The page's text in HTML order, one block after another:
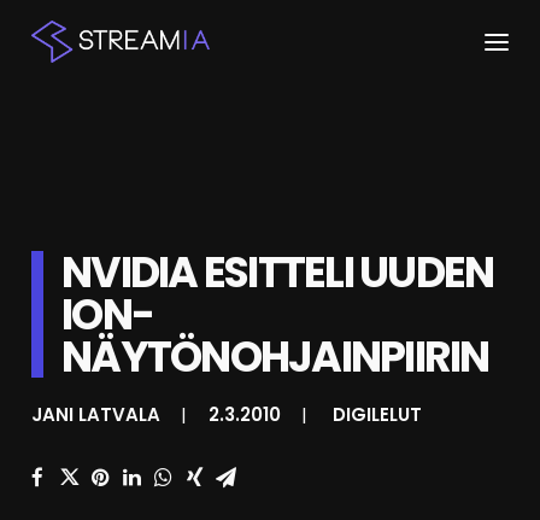
KESKUSTELU
SHOP
NVIDIA ESITTELI UUDEN
ION-
NÄYTÖNOHJAINPIIRIN
JANI LATVALA | 2.3.2010 | DIGILELUT